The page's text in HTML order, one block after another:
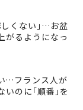
しくない｣…お盆
がるようになっ
…フランス人が
いのに｢順番｣を